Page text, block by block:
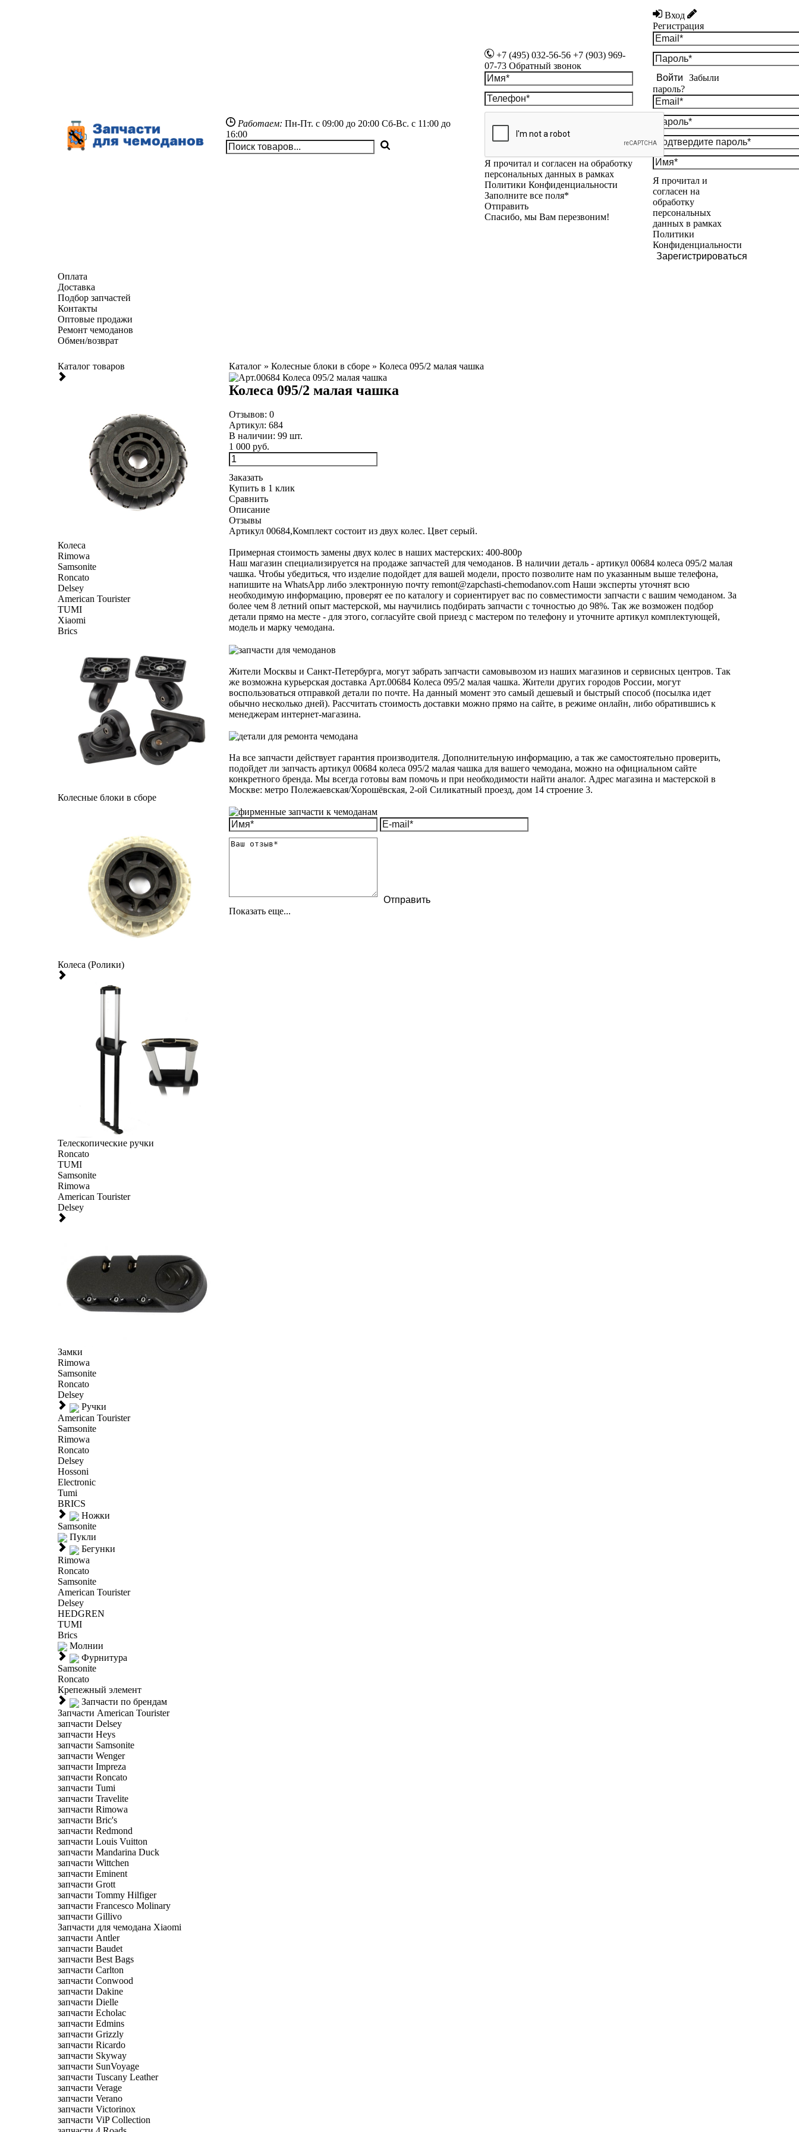
Работаем: Пн-Пт. с 09:00 до 20:00Сб-Вс. с 11:00 до
16:00
+7 (495) 032-56-56 +7 (903) 969-
07-73 Обратный звонок
Я прочитал и согласен на обработку
персональных данных в рамках
Политики Конфиденциальности
Заполните все поля*
Отправить
Спасибо, мы Вам перезвоним!
Вход
Регистрация
Войти
Забыли
пароль?
Я прочитал и
согласен на
обработку
персональных
данных в рамках
Политики
Конфиденциальности
Зарегистрироваться
Оплата
Доставка
Подбор запчастей
Контакты
Оптовые продажи
Ремонт чемоданов
Обмен/возврат
Каталог товаров
Колеса
Rimowa
Samsonite
Roncato
Delsey
American Tourister
TUMI
Xiaomi
Brics
Колесные блоки в сборе
Колеса (Ролики)
Телескопические ручки
Roncato
TUMI
Samsonite
Rimowa
American Tourister
Delsey
Замки
Rimowa
Samsonite
Roncato
Delsey
Ручки
American Tourister
Samsonite
Rimowa
Roncato
Delsey
Hossoni
Electronic
Tumi
BRICS
Ножки
Samsonite
Пукли
Бегунки
Rimowa
Roncato
Samsonite
American Tourister
Delsey
HEDGREN
TUMI
Brics
Молнии
Фурнитура
Samsonite
Roncato
Крепежный элемент
Запчасти по брендам
Запчасти American Tourister
запчасти Delsey
запчасти Heys
запчасти Samsonite
запчасти Wenger
запчасти Impreza
запчасти Roncato
запчасти Tumi
запчасти Travelite
запчасти Rimowa
запчасти Bric's
запчасти Redmond
запчасти Louis Vuitton
запчасти Mandarina Duck
запчасти Wittchen
запчасти Eminent
запчасти Grott
запчасти Tommy Hilfiger
запчасти Francesco Molinary
запчасти Gillivo
Запчасти для чемодана Xiaomi
запчасти Antler
запчасти Baudet
запчасти Best Bags
запчасти Carlton
запчасти Conwood
запчасти Dakine
запчасти Dielle
запчасти Echolac
запчасти Edmins
запчасти Grizzly
запчасти Ricardo
запчасти Skyway
запчасти SunVoyage
запчасти Tuscany Leather
запчасти Verage
запчасти Verano
запчасти Victorinox
запчасти ViP Collection
Каталог» Колесные блоки в сборе» Колеса 095/2 малая чашка
Колеса 095/2 малая чашка
Отзывов: 0
Артикул: 684
В наличии: 99шт.
1 000 руб.
Заказать
Купить в 1 клик
Сравнить
Описание
Отзывы
Артикул 00684,Комплект состоит из двух колес. Цвет серый.
Примерная стоимость замены двух колес в наших мастерских: 400-800р
Наш магазин специализируется на продаже запчастей для чемоданов. В наличии деталь - артикул 00684 колеса 095/2 малая
чашка. Чтобы убедиться, что изделие подойдет для вашей модели, просто позволите нам по указанным выше телефона,
напишите на WhatsApp либо электронную почту remont@zapchasti-chemodanov.comНаши эксперты уточнят всю
необходимую информацию, проверят ее по каталогу и сориентирует вас по совместимости запчасти с вашим чемоданом. За
более чем 8 летний опыт мастерской, мы научились подбирать запчасти с точностью до 98%. Так же возможен подбор
детали прямо на месте - для этого, согласуйте свой приезд с мастером по телефону и уточните артикул комплектующей,
модель и марку чемодана.
Жители Москвы и Санкт-Петербурга, могут забрать запчасти самовывозом из наших магазинов и сервисных центров. Так
же возможна курьерская доставка Арт.00684 Колеса 095/2 малая чашка. Жители других городов России, могут
воспользоваться отправкой детали по почте. На данный момент это самый дешевый и быстрый способ (посылка идет
обычно несколько дней). Рассчитать стоимость доставки можно прямо на сайте, в режиме онлайн, либо обратившись к
менеджерам интернет-магазина.
На все запчасти действует гарантия производителя. Дополнительную информацию, а так же самостоятельно проверить,
подойдет ли запчасть артикул 00684 колеса 095/2 малая чашка для вашего чемодана, можно на официальном сайте
конкретного бренда. Мы всегда готовы вам помочь и при необходимости найти аналог. Адрес магазина и мастерской в
Москве: метро Полежаевская/Хорошёвская, 2-ой Силикатный проезд, дом 14 строение 3.
Показать еще...